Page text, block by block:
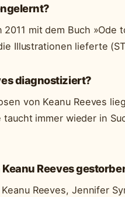
mit dem Buch »Ode
Illustrationen lieferte
diagnostiziert?
von Keanu Reeves
taucht immer wieder in
Reeves
Reeves, Jennifer